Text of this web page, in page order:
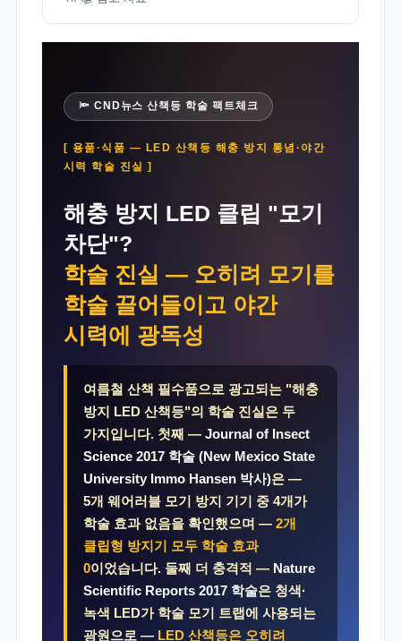
🔦 CND뉴스 산책등 학술 팩트체크
[ 용품·식품 — LED 산책등 해충 방지 통념·야간
시력 학술 진실 ]
해충 방지 LED 클립 "모기
차단"?
학술 진실 — 오히려 모기를
학술 끌어들이고 야간
시력에 광독성
여름철 산책 필수품으로 광고되는 "해충
방지 LED 산책등"의 학술 진실은 두
가지입니다. 첫째 — Journal of Insect
Science 2017 학술 (New Mexico State
University Immo Hansen 박사)은 —
5개 웨어러블 모기 방지 기기 중 4개가
학술 효과 없음을 확인했으며 — 2개
클립형 방지기 모두 학술 효과
0이었습니다. 둘째 더 충격적 — Nature
Scientific Reports 2017 학술은 청색·
녹색 LED가 학술 모기 트랩에 사용되는
광원으로 — LED 산책등은 오히려